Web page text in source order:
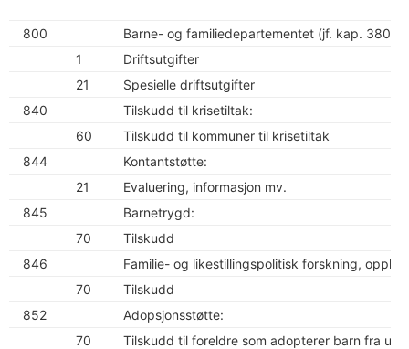
800
Barne- og familiedepartementet (jf. kap. 3800):
1
Driftsutgifter
21
Spesielle driftsutgifter
840
Tilskudd til krisetiltak:
60
Tilskudd til kommuner til krisetiltak
844
Kontantstøtte:
21
Evaluering, informasjon mv.
845
Barnetrygd:
70
Tilskudd
846
Familie- og likestillingspolitisk forskning,
70
Tilskudd
852
Adopsjonsstøtte:
70
Tilskudd til foreldre som adopterer barn fra